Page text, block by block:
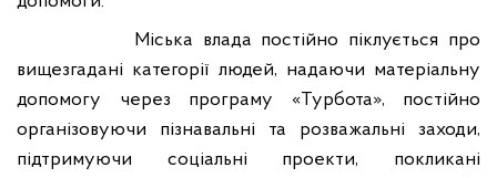
Міська влада постійно піклується про
вищезгадані категорії людей, надаючи матеріальну
допомогу через програму «Турбота», постійно
організовуючи пізнавальні та розважальні заходи,
підтримуючи соціальні проекти, покликані